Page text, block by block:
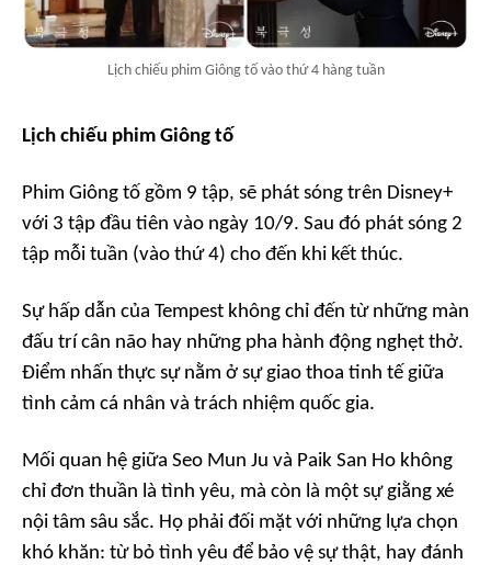
Lịch chiếu phim Giông tố vào thứ 4 hàng tuần
Lịch chiếu phim Giông tố
Phim Giông tố gồm 9 tập, sẽ phát sóng trên Disney+
với 3 tập đầu tiên vào ngày 10/9. Sau đó phát sóng 2
tập mỗi tuần (vào thứ 4) cho đến khi kết thúc.
Sự hấp dẫn của Tempest không chỉ đến từ những màn
đấu trí cân não hay những pha hành động nghẹt thở.
Điểm nhấn thực sự nằm ở sự giao thoa tinh tế giữa
tình cảm cá nhân và trách nhiệm quốc gia.
Mối quan hệ giữa Seo Mun Ju và Paik San Ho không
chỉ đơn thuần là tình yêu, mà còn là một sự giằng xé
nội tâm sâu sắc. Họ phải đối mặt với những lựa chọn
khó khăn: từ bỏ tình yêu để bảo vệ sự thật, hay đánh